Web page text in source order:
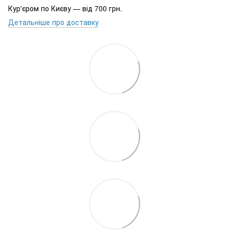
Кур'єром по Києву — від 700 грн.
Детальніше про доставку